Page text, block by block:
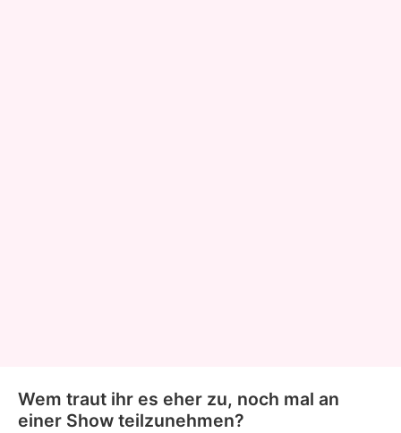
Wem traut ihr es eher zu, noch mal an
einer Show teilzunehmen?